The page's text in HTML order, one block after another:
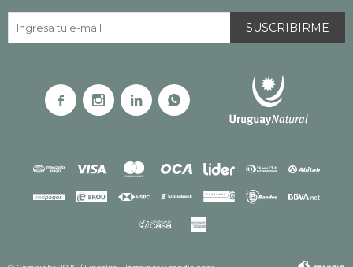
SUSCRIBIRME
   